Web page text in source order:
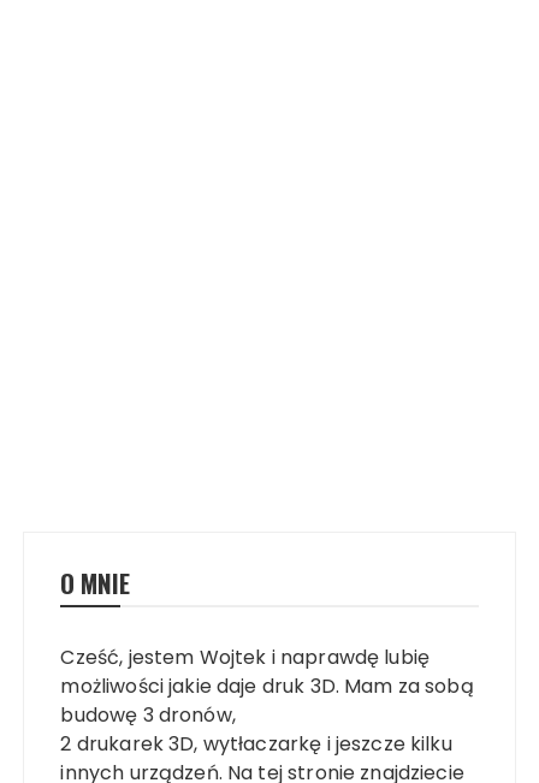
O MNIE
Cześć, jestem Wojtek i naprawdę lubię
możliwości jakie daje druk 3D. Mam za sobą
budowę 3 dronów,
2 drukarek 3D, wytłaczarkę i jeszcze kilku
innych urządzeń. Na tej stronie znajdziecie